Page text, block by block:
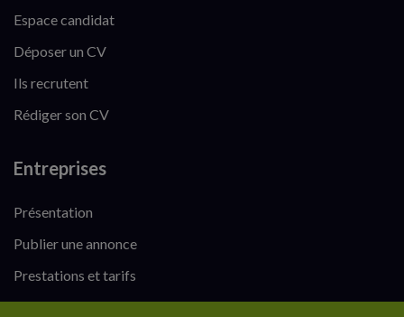
Espace candidat
Déposer un CV
Ils recrutent
Rédiger son CV
Entreprises
Présentation
Publier une annonce
Prestations et tarifs